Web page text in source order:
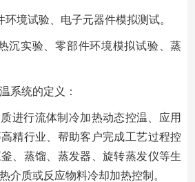
境试验、电子元器件模拟测试。
沉实验、零部件环境模拟试验、蒸
系统的定义：
进行流体制冷加热动态控温、应用
精行业、帮助客户完成工艺过程控
、蒸馏、蒸发器、旋转蒸发仪等生
介质或反应物料冷却加热控制。